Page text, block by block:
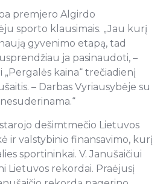
premjero Algirdo
sporto klausimais. „Jau kurį
gyvenimo etapą, tad
ja pasinaudoti, –
„Pergalės kaina“ trečiadienį
– Darbas Vyriausybėje su
dešimtmečio Lietuvos
ir valstybinio finansavimo, kurį
sportininkai. V. Janušaičiui
Lietuvos rekordai. Praėjusį